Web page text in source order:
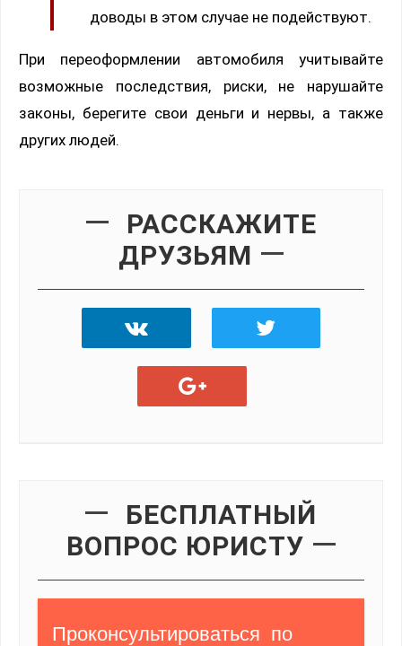
доводы в этом случае не подействуют.
При переоформлении автомобиля учитывайте
возможные последствия, риски, не нарушайте
законы, берегите свои деньги и нервы, а также
других людей.
РАССКАЖИТЕ
ДРУЗЬЯМ
БЕСПЛАТНЫЙ
ВОПРОС ЮРИСТУ